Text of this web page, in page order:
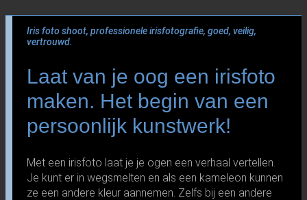
Iris foto shoot, professionele irisfotografie, goed, veilig,
vertrouwd.
Laat van je oog een irisfoto
maken. Het begin van een
persoonlijk kunstwerk!
Met een irisfoto laat je je ogen een verhaal vertellen.
Je kunt er in wegsmelten en als een kameleon kunnen
ze een andere kleur aannemen. Zelfs bij een andere